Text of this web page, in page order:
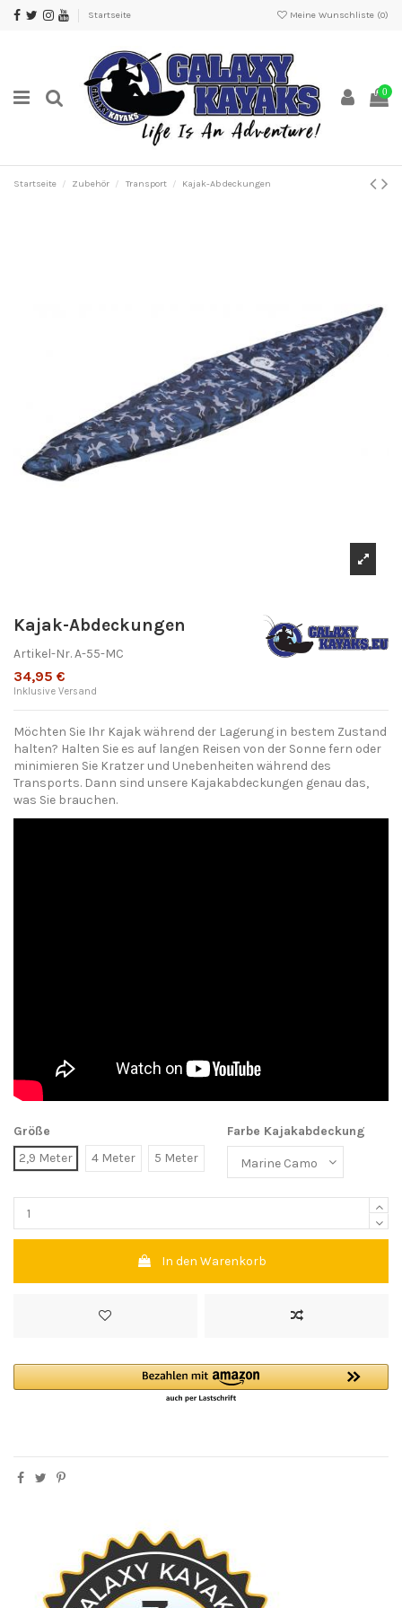
Startseite Meine Wunschliste (0)
0
Startseite Zubehör Transport Kajak-Abdeckungen
Kajak-Abdeckungen
Artikel-Nr.A-55-MC
34,95 €
Inklusive Versand
Möchten Sie Ihr Kajak während der Lagerung in bestem Zustand
halten? Halten Sie es auf langen Reisen von der Sonne fern oder
minimieren Sie Kratzer und Unebenheiten während des
Transports. Dann sind unsere Kajakabdeckungen genau das,
was Sie brauchen.
Größe
2,9 Meter
4 Meter 5 Meter
Farbe Kajakabdeckung
In den Warenkorb